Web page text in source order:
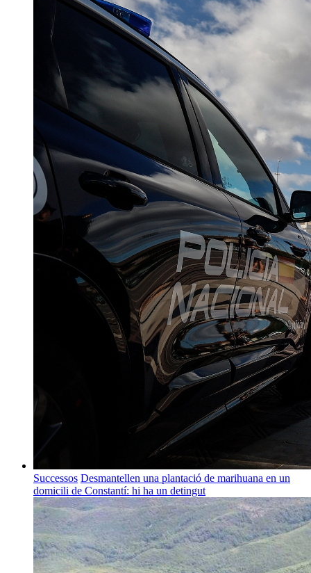
Successos Desmantellen una plantació de marihuana en un
domicili de Constantí: hi ha un detingut